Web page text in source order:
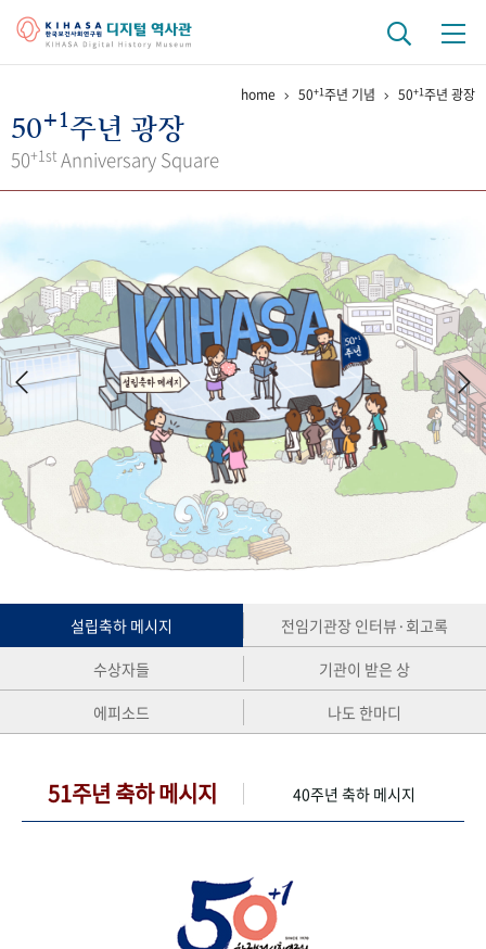
걸어온 길 기관 변천사
키워드로 보는 연구 역사
연구자들
간행물 변천사
기록물 아카이브
사진 아카이브 문서 기록물 행정박물 영상 기록물
50+1 주년 기념
성과 50선 숫자로 보는 50년 50
주년 광장
세계와 함께 한 KIHASA
VR 역사관
home 50+1주년 기념 50+1주년 광장
50+1주년 광장
50+1st Anniversary Square
설립축하 메시지
전임기관장 인터뷰·회고록
수상자들
기관이 받은 상
에피소드
나도 한마디
51주년 축하 메시지 40주년 축하 메시지